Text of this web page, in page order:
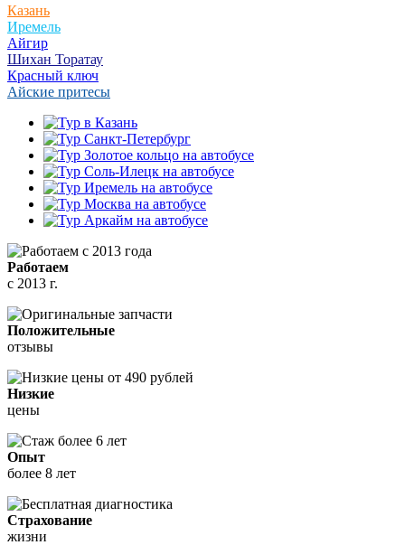
Казань
Иремель
Айгир
Шихан Торатау
Красный ключ
Айские притесы
Работаем
с 2013 г.
Положительные
отзывы
Низкие
цены
Опыт
более 8 лет
Страхование
жизни